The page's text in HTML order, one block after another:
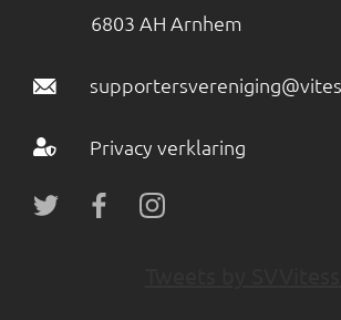
6803 AH Arnhem
Privacy verklaring